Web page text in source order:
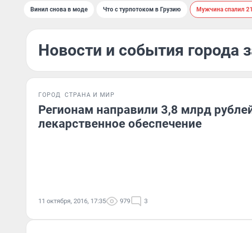
Винил снова в моде Что с турпотоком в Грузию Мужчина спалил
Новости и события города
ГОРОД СТРАНА И МИР
Регионам направили 3,8 млрд
лекарственное обеспечение
11 октября, 2016, 17:35 979 3